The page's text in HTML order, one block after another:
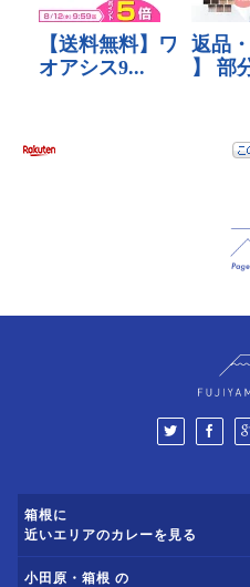
箱根に
近いエリアのカレーを見る
小田原・箱根 の